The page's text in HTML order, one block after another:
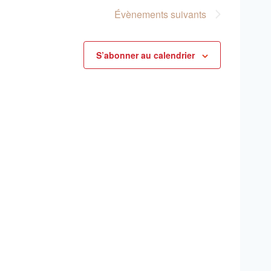
Évènementssuivants
S’abonner au calendrier